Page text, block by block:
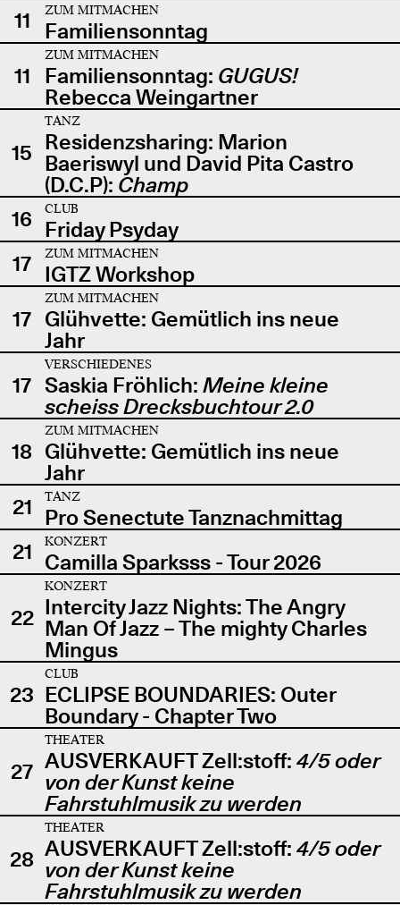
11
ZUM MITMACHEN
Familiensonntag
11
ZUM MITMACHEN
Familiensonntag: GUGUS!
Rebecca Weingartner
15
TANZ
Residenzsharing: Marion
Baeriswyl und David Pita Castro
(D.C.P): Champ
16
CLUB
Friday Psyday
17
ZUM MITMACHEN
IGTZ Workshop
17
ZUM MITMACHEN
Glühvette: Gemütlich ins neue
Jahr
17
VERSCHIEDENES
Saskia Fröhlich: Meine kleine
scheiss Drecksbuchtour 2.0
18
ZUM MITMACHEN
Glühvette: Gemütlich ins neue
Jahr
21
TANZ
Pro Senectute Tanznachmittag
21
KONZERT
Camilla Sparksss - Tour 2026
22
KONZERT
Intercity Jazz Nights: The Angry
Man Of Jazz – The mighty Charles
Mingus
23
CLUB
ECLIPSE BOUNDARIES: Outer
Boundary - Chapter Two
27
THEATER
AUSVERKAUFT Zell:stoff: 4/5 oder
von der Kunst keine
Fahrstuhlmusik zu werden
28
THEATER
AUSVERKAUFT Zell:stoff: 4/5 oder
von der Kunst keine
Fahrstuhlmusik zu werden